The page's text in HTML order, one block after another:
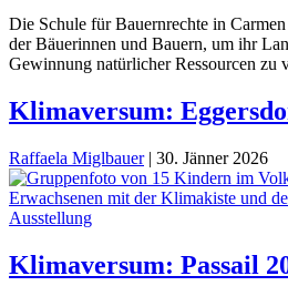
Die Schule für Bauernrechte in
der Bäuerinnen und Bauern, um ihr
Gewinnung natürlicher Ressourcen zu
Klimaversum:
Raffaela Miglbauer | 30. Jänner 2026
Klimaversum: Passail